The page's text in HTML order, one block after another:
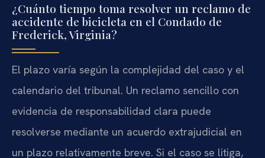
¿Cuánto tiempo toma resolver un reclamo de
accidente de bicicleta en el Condado de
Frederick, Virginia?
El plazo varía según la complejidad del caso y el
calendario del tribunal. Un reclamo sencillo con
evidencia de responsabilidad clara puede
resolverse mediante un acuerdo extrajudicial en
un plazo relativamente breve. Si el caso se litiga,